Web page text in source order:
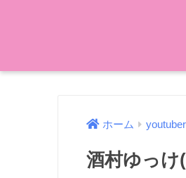
ホーム youtuber
酒村ゆっけ